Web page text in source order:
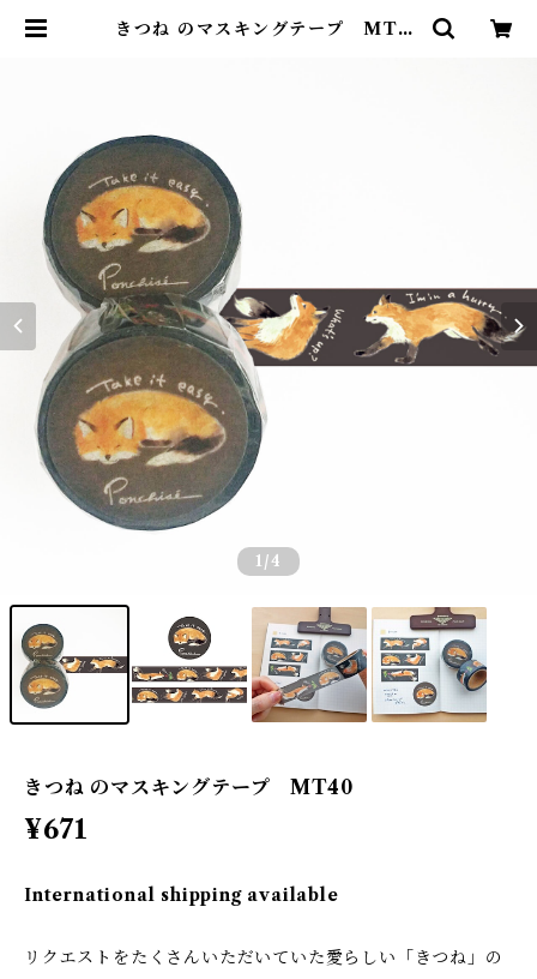
きつね のマスキングテープ MT40
1 /4
きつね のマスキングテープ MT40
¥671
International shipping available
リクエストをたくさんいただいていた愛らしい「きつね」の